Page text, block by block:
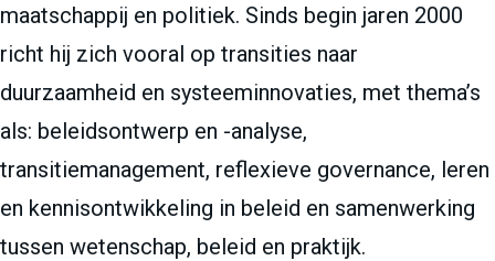
maatschappij en politiek. Sinds begin jaren 2000
richt hij zich vooral op transities naar
duurzaamheid en systeeminnovaties, met thema’s
als: beleidsontwerp en -analyse,
transitiemanagement, reflexieve governance, leren
en kennisontwikkeling in beleid en samenwerking
tussen wetenschap, beleid en praktijk.